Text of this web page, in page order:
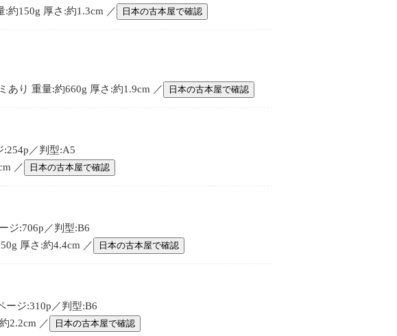
約150g 厚さ:約1.3cm ／
日本の古本屋で確認
あり 重量:約660g 厚さ:約1.9cm ／
日本の古本屋で確認
:254p／判型:A5
／
日本の古本屋で確認
ジ:706p／判型:B6
厚さ:約4.4cm ／
日本の古本屋で確認
ージ:310p／判型:B6
2.2cm ／
日本の古本屋で確認